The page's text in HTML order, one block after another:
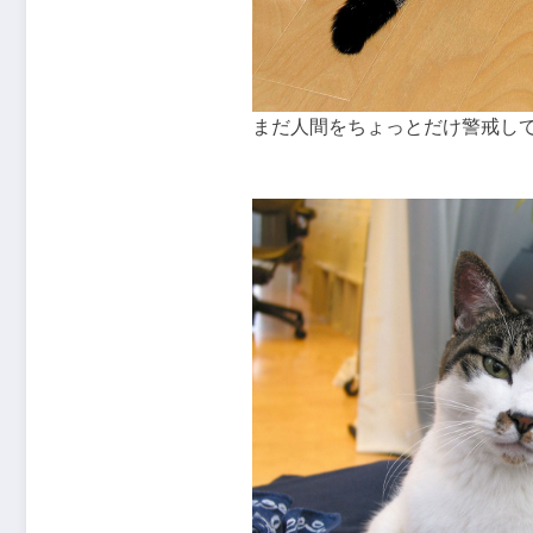
まだ人間をちょっとだけ警戒し